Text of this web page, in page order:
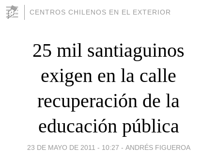
CENTROS CHILENOS EN EL EXTERIOR
25 mil santiaguinos
exigen en la calle
recuperación de la
educación pública
23 DE MAYO DE 2011 - 10:27 - ANDRÉS FIGUEROA